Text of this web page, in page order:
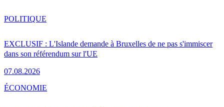
EXCLUSIF : L'Islande demande à Bruxelles de ne pas s'immiscer
dans son référendum sur l'UE
07.08.2026
POLITIQUE
ÉCONOMIE